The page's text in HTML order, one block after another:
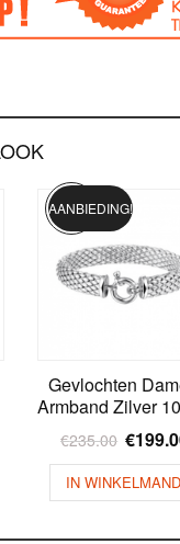
Gevlochten
Armband Zilver
€235.00 €
AANBIEDING!
IN WINKELMAND